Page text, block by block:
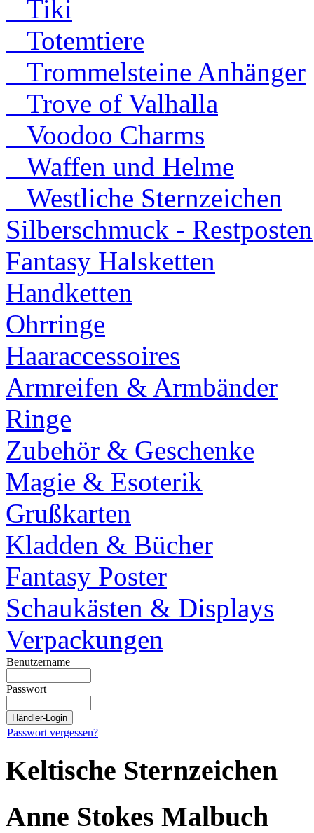
Tiki
Totemtiere
Trommelsteine Anhänger
Trove of Valhalla
Voodoo Charms
Waffen und Helme
Westliche Sternzeichen
Silberschmuck - Restposten
Fantasy Halsketten
Handketten
Ohrringe
Haaraccessoires
Armreifen & Armbänder
Ringe
Zubehör & Geschenke
Magie & Esoterik
Grußkarten
Kladden & Bücher
Fantasy Poster
Schaukästen & Displays
Verpackungen
Benutzername
Passwort
Passwort vergessen?
Keltische Sternzeichen
Anne Stokes Malbuch